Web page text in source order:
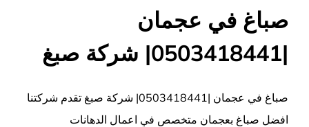
صباغ في عجمان
|0503418441| شركة صبغ
صباغ في عجمان |0503418441| شركة صبغ تقدم شركتنا
افضل صباغ بعجمان متخصص في اعمال الدهانات